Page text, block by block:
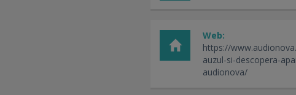
Web:
https://
auzul-si-descopera-
audionova/